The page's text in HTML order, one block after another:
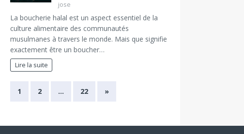
jose
La boucherie halal est un aspect essentiel de la
culture alimentaire des communautés
musulmanes à travers le monde. Mais que signifie
exactement être un boucher…
Lire la suite
1 2 … 22 »